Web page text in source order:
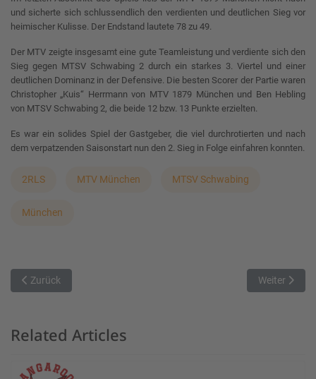
und sicherte sich schlussendlich den verdienten und deutlichen Sieg vor
heimischer Kulisse. Der Endstand lautete 78 zu 49.
Der MTV zeigte insgesamt eine gute Teamleistung und verdiente sich den
Sieg gegen MTSV Schwabing 2 durch ein starkes 3. Viertel und einer
deutlichen Dominanz in der Defensive. Die besten Scorer der Partie waren
Christopher „Kuis“ Herrmann von MTV 1879 München und Ben Hebling
von MTSV Schwabing 2, die beide 12 bzw. 13 Punkte erzielten.
Es war ein solides Spiel der Gastgeber, die viel durchrotierten und nach
dem verpatzenden Saisonstart nun den 2. Sieg in Folge einfahren konnten.
2RLS MTV München MTSV Schwabing
München
Vorheriger Beitrag: Harte Landung für die Chiemgau Baskets
Zurück Nächster
Weiter
Related Articles